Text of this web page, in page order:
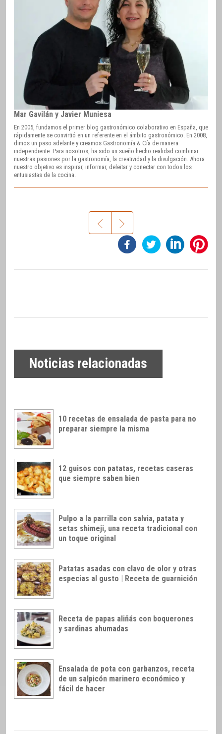
Mar Gavilán y Javier Muniesa
En 2005, fundamos el primer blog gastronómico colaborativo en España, que
rápidamente se convirtió en un referente en el ámbito gastronómico. En 2008,
dimos un paso adelante y creamos Gastronomía & Cía de manera
independiente. Para nosotros, ha sido un sueño hecho realidad combinar
nuestras pasiones por la gastronomía, la creatividad y la divulgación. Ahora
nuestro objetivo es inspirar, informar, deleitar y conectar con todos los
entusiastas de la cocina.
Noticias relacionadas
10 recetas de ensalada de pasta para no
preparar siempre la misma
12 guisos con patatas, recetas caseras
que siempre saben bien
Pulpo a la parrilla con salvia, patata y
setas shimeji, una receta tradicional con
un toque original
Patatas asadas con clavo de olor y otras
especias al gusto | Receta de guarnición
Receta de papas aliñás con boquerones
y sardinas ahumadas
Ensalada de pota con garbanzos, receta
de un salpicón marinero económico y
fácil de hacer